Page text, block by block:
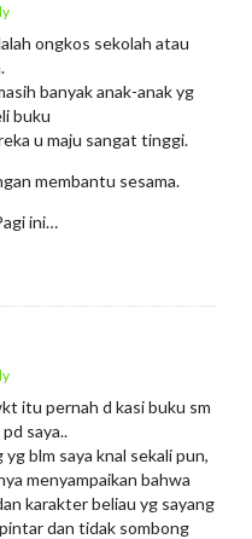
ongkos sekolah atau
banyak anak-anak yg
buku
u maju sangat tinggi.
membantu sesama.
ini…
itu pernah d kasi buku sm
saya..
blm saya knal sekali pun,
menyampaikan bahwa
karakter beliau yg sayang
dan tidak sombong